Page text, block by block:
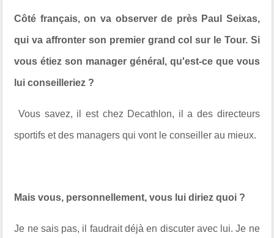
Côté français, on va observer de près Paul Seixas,
qui va affronter son premier grand col sur le Tour. Si
vous étiez son manager général, qu'est-ce que vous
lui conseilleriez ?
Vous savez, il est chez Decathlon, il a des directeurs
sportifs et des managers qui vont le conseiller au mieux.
Mais vous, personnellement, vous lui diriez quoi ?
Je ne sais pas, il faudrait déjà en discuter avec lui. Je ne